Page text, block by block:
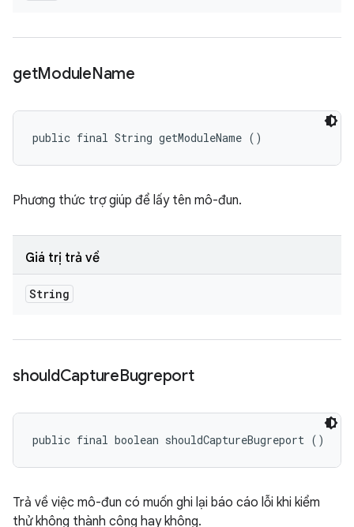
getModuleName
public final String getModuleName ()
Phương thức trợ giúp để lấy tên mô-đun.
Giá trị trả về
String
shouldCaptureBugreport
public final boolean shouldCaptureBugreport ()
Trả về việc mô-đun có muốn ghi lại báo cáo lỗi khi kiểm
thử không thành công hay không.